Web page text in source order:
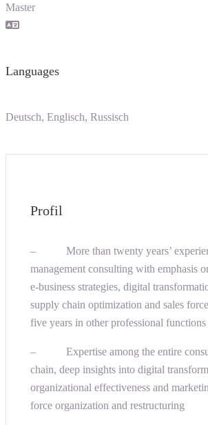
Master
Languages
Deutsch, Englisch, Russisch
Profil
– More than twenty years’
management consulting with emphasis
e-business strategies, digital
supply chain optimization and sales
five years in other professional functions
– Expertise among the entire
chain, deep insights into digital
organizational effectiveness and
force organization and restructuring